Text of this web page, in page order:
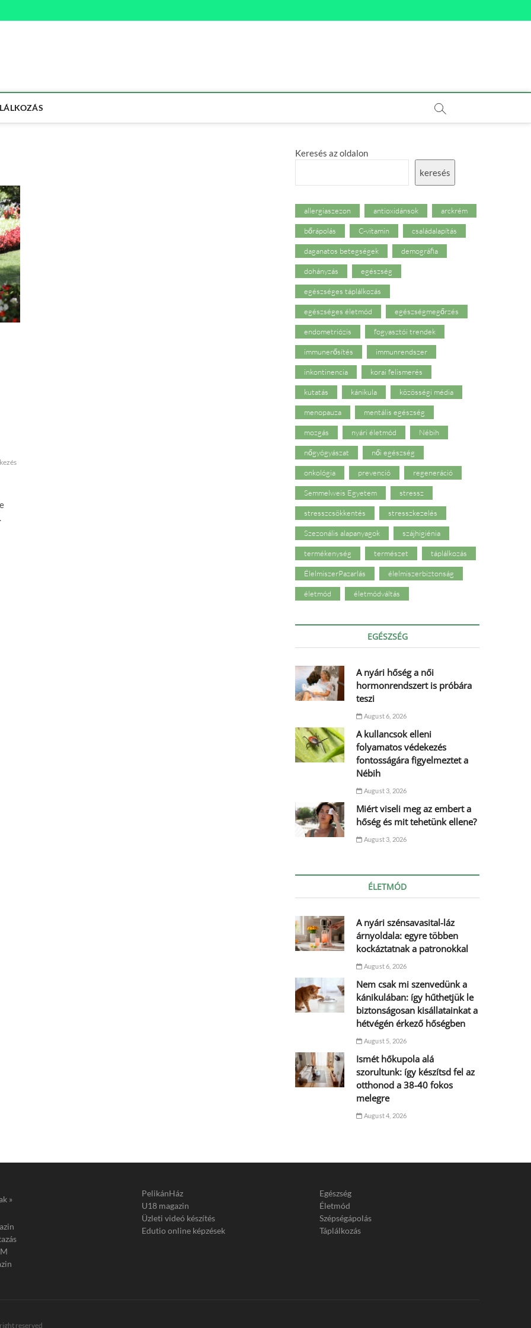
Keresés az oldalon
keresés
allergiaszezon antioxidánsok arckrém
bőrápolás C-vitamin családalapítás
daganatos betegségek demográfia
dohányzás egészség
egészséges táplálkozás
egészséges életmód egészségmegőrzés
endometriózis fogyasztói trendek
immunerősítés immunrendszer
inkontinencia korai felismerés
kutatás kánikula közösségi média
menopauza mentális egészség
mozgás nyári életmód Nébih
nőgyógyászat női egészség
onkológia prevenció regeneráció
Semmelweis Egyetem stressz
stresszcsökkentés stresszkezelés
Szezonális alapanyagok szájhigiénia
termékenység természet táplálkozás
ÉlelmiszerPazarlás élelmiszerbiztonság
életmód életmódváltás
EGÉSZSÉG
A nyári hőség a női
hormonrendszert is próbára
teszi
August 6, 2026
A kullancsok elleni
folyamatos védekezés
fontosságára figyelmeztet a
Nébih
August 3, 2026
Miért viseli meg az embert a
hőség és mit tehetünk ellene?
August 3, 2026
ÉLETMÓD
A nyári szénsavasital-láz
árnyoldala: egyre többen
kockáztatnak a patronokkal
August 6, 2026
Nem csak mi szenvedünk a
kánikulában: így hűthetjük le
biztonságosan kisállatainkat a
hétvégén érkező hőségben
August 5, 2026
Ismét hőkupola alá
szorultunk: így készítsd fel az
otthonod a 38-40 fokos
melegre
August 4, 2026
»
PelikánHáz
U18 magazin
Üzleti videó készítés
Edutio online képzések
Egészség
Életmód
Szépségápolás
Táplálkozás
reserved